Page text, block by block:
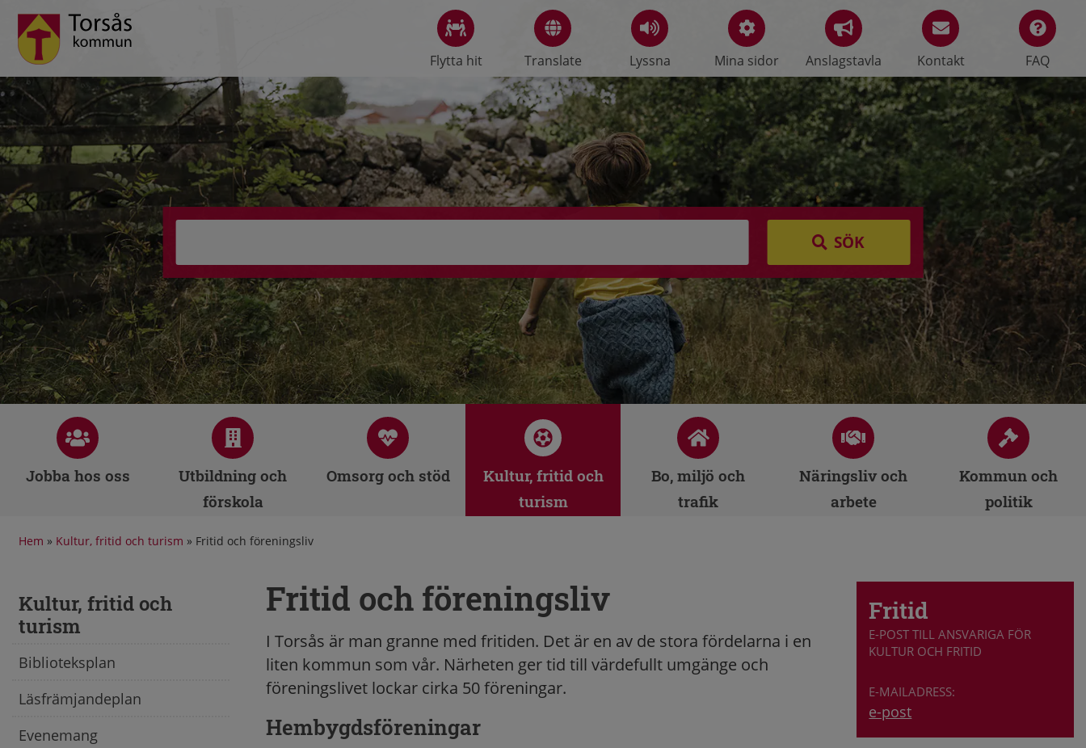
Flytta hit Translate Lyssna Mina sidor Anslagstavla Kontakt FAQ
SÖK
Jobba hos oss
Utbildning och
förskola
Omsorg och stöd
Kultur, fritid och
turism
Bo, miljö och
trafik
Näringsliv och
arbete
Kommun och
politik
Hem » Kultur, fritid och turism » Fritid och föreningsliv
Kultur, fritid och
turism
Biblioteksplan
Läsfrämjandeplan
Evenemang
Fritid och föreningsliv
I Torsås är man granne med fritiden. Det är en av de stora fördelarna i en
liten kommun som vår. Närheten ger tid till värdefullt umgänge och
föreningslivet lockar cirka 50 föreningar.
Hembygdsföreningar
Fritid
E-POST TILL ANSVARIGA FÖR
KULTUR OCH FRITID
e-post